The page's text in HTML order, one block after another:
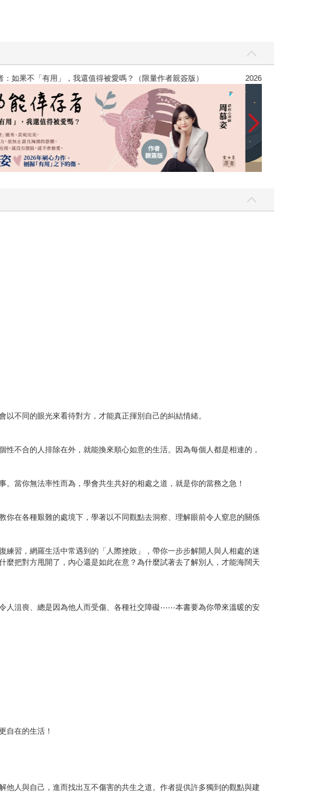
者：如果不「有用」，我還值得被愛嗎？（限量作者親簽版） 2026年8月金石
不同的眼光來看待對方，才能真正揮別自己的糾結情緒。
不合的人排除在外，就能換來順心如意的生活。因為每個人都是相連的，
當你無法率性而為，學會共生共好的相處之道，就是你的當務之急！
在各種艱難的處境下，學著以不同觀點去洞察、理解眼前令人窒息的關係
習，網羅生活中常遇到的「人際挫敗」，帶你一步步解開人與人相處的迷
把對方甩開了，內心還是如此在意？為什麼試著去了解別人，才能海闊天
人沮喪、總是因為他人而受傷、各種社交障礙⋯⋯本書要為你帶來溫暖的安
自在的生活！
人與自己，進而找出互不傷害的共生之道。作者提供許多獨到的觀點與建